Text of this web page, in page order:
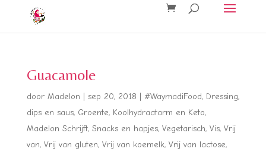
Guacamole
door Madelon sep 20, 2018 #WaymadiFood, Dressing,
dips en saus, Groente, Koolhydraatarm en Keto,
Madelon Schrijft, Snacks en hapjes, Vegetarisch, Vis, Vrij
van, Vrij van gluten, Vrij van koemelk, Vrij van lactose,